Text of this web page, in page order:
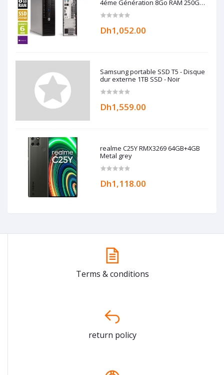
4éme Génération 8Go RAM 250Go
Dh1,052.00
Samsung portable SSD T5 - Disque
dur externe 1TB SSD - Noir
Dh1,559.00
realme C25Y RMX3269 64GB+4GB
Metal grey
Dh1,118.00
Terms & conditions
return policy